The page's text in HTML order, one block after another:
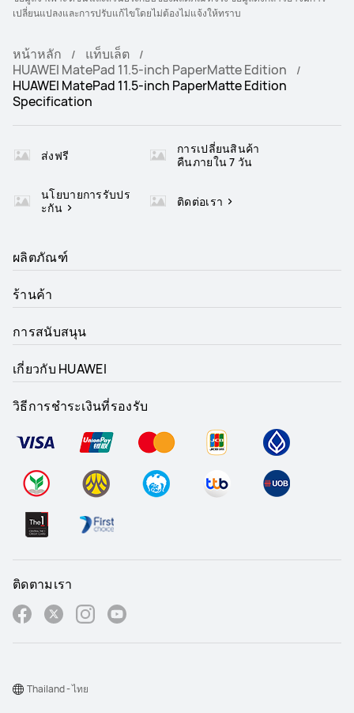
เปลี่ยนแปลงและการปรับแก้ไขโดยไม่ต้องไม่แจ้งให้ทราบ
หน้าหลัก
แท็บเล็ต
HUAWEI MatePad 11.5-inch PaperMatte Edition
HUAWEI MatePad 11.5-inch PaperMatte Edition
Specification
ส่งฟรี
การเปลี่ยนสินค้า
คืนภายใน 7 วัน
นโยบายการรับปร
ะกัน
ติดต่อเรา
ผลิตภัณฑ์
ร้านค้า
การสนับสนุน
เกี่ยวกับ HUAWEI
วิธีการชำระเงินที่รองรับ
ติดตามเรา
Thailand - ไทย